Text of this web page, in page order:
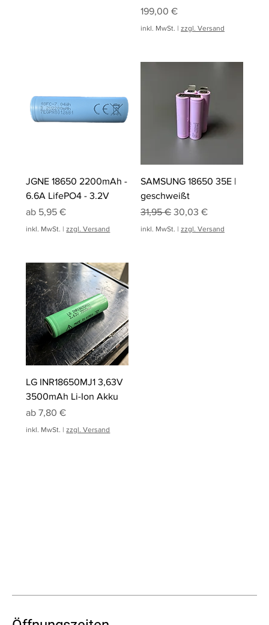
Preis
199,00 €
inkl. MwSt. | zzgl. Versand
JGNE 18650 2200mAh -
6.6A LifePO4 - 3.2V
ab 5,95 €
Sale-Preis
inkl. MwSt. |zzgl. Versand
SAMSUNG 18650 35E |
geschweißt
Standardpreis
31,95 € Sale-Preis
30,03 €
inkl. MwSt. | zzgl. Versand
LG INR18650MJ1 3,63V
3500mAh Li-Ion Akku
ab7,80 €
Sale-Preis
inkl. MwSt. |zzgl. Versand